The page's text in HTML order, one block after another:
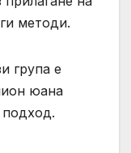
методи.
група е
юана
подход.